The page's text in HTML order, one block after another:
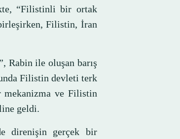
“Filistinli bir ortak
Filistin, İran
Rabin ile oluşan barış
Filistin devleti terk
ve Filistin
geldi.
direnişin gerçek bir